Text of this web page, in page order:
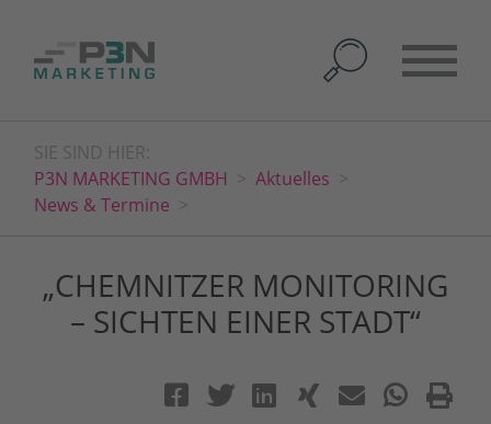
SIE SIND HIER:
P3N MARKETING GMBH
Aktuelles
News & Termine
„CHEMNITZER MONITORING
– SICHTEN EINER STADT“